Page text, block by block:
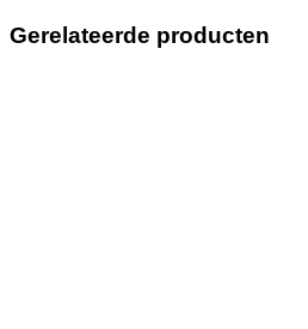
aantal
Gerelateerde producten